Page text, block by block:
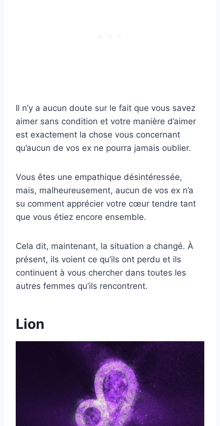
Il n’y a aucun doute sur le fait que vous savez
aimer sans condition et votre manière d’aimer
est exactement la chose vous concernant
qu’aucun de vos ex ne pourra jamais oublier.
Vous êtes une empathique désintéressée,
mais, malheureusement, aucun de vos ex n’a
su comment apprécier votre cœur tendre tant
que vous étiez encore ensemble.
Cela dit, maintenant, la situation a changé. À
présent, ils voient ce qu’ils ont perdu et ils
continuent à vous chercher dans toutes les
autres femmes qu’ils rencontrent.
Lion